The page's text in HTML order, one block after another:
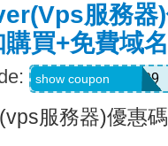
服務器
買+免費域名
SUPERSAVER99
show coupon
服務器)優惠